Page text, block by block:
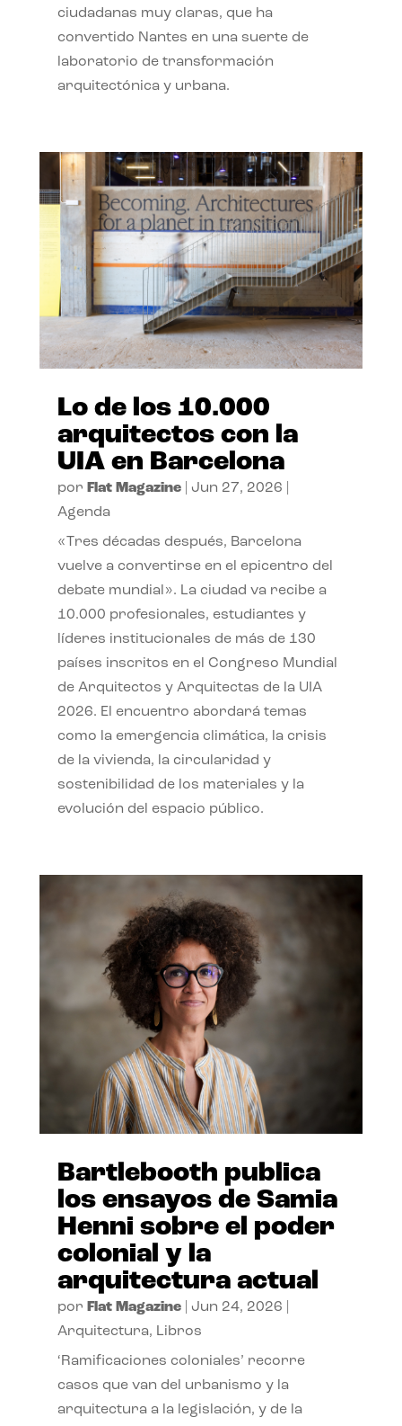
ciudadanas muy claras, que ha
convertido Nantes en una suerte de
laboratorio de transformación
arquitectónica y urbana.
Lo de los 10.000
arquitectos con la
UIA en Barcelona
por Flat Magazine| Jun 27, 2026
Agenda
«Tres décadas después, Barcelona
vuelve a convertirse en el epicentro del
debate mundial». La ciudad va recibe a
10.000 profesionales, estudiantes y
líderes institucionales de más de 130
países inscritos en el Congreso Mundial
de Arquitectos y Arquitectas de la UIA
2026. El encuentro abordará temas
como la emergencia climática, la crisis
de la vivienda, la circularidad y
sostenibilidad de los materiales y la
evolución del espacio público.
Bartlebooth publica
los ensayos de Samia
Henni sobre el poder
colonial y la
arquitectura actual
por Flat Magazine| Jun 24, 2026
Arquitectura, Libros
‘Ramificaciones coloniales’ recorre
casos que van del urbanismo y la
arquitectura a la legislación, y de la